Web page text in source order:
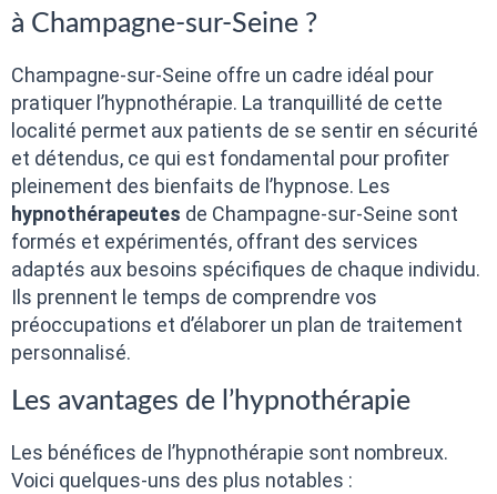
à Champagne-sur-Seine ?
Champagne-sur-Seine offre un cadre idéal pour
pratiquer l’hypnothérapie. La tranquillité de cette
localité permet aux patients de se sentir en sécurité
et détendus, ce qui est fondamental pour profiter
pleinement des bienfaits de l’hypnose. Les
hypnothérapeutes de Champagne-sur-Seine sont
formés et expérimentés, offrant des services
adaptés aux besoins spécifiques de chaque individu.
Ils prennent le temps de comprendre vos
préoccupations et d’élaborer un plan de traitement
personnalisé.
Les avantages de l’hypnothérapie
Les bénéfices de l’hypnothérapie sont nombreux.
Voici quelques-uns des plus notables :